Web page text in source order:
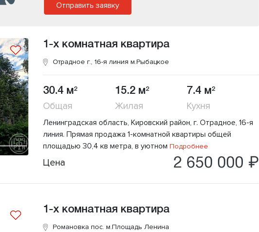
Отправить заявку
1-х комнатная квартира
Отрадное г., 16-я линия м.Рыбацкое
30.4 м2
Общая
15.2 м2
Жилая
7.4 м2
Кухня
Ленинградская область, Кировский район, г. Отрадное, 16-я
линия. Прямая продажа 1-комнатной квартиры общей
площадью 30,4 кв метра, в уютном Подробнее
Цена 2 650 000 ₽
1-х комнатная квартира
Романовка пос. м.Площадь Ленина